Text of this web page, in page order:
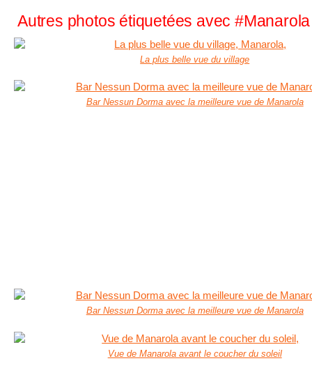
Autres photos étiquetées avec #Manarola
La plus belle vue du village
Bar Nessun Dorma avec la meilleure vue de Manarola
Bar Nessun Dorma avec la meilleure vue de Manarola
Vue de Manarola avant le coucher du soleil